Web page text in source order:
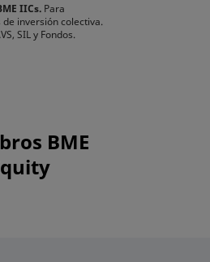
IICs. Para
inversión colectiva.
SIL y Fondos.
BME